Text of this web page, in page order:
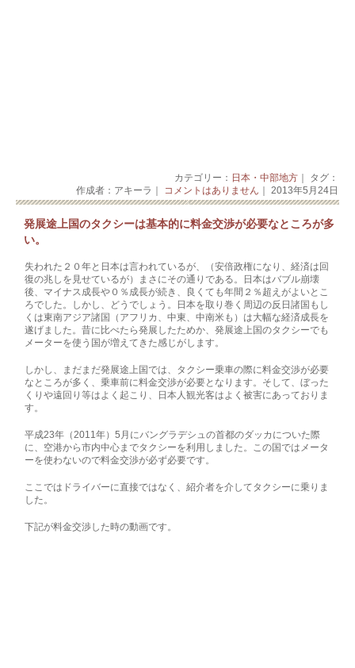
カテゴリー： 日本・中部地方｜ タグ：
作成者：アキーラ｜
コメントはありません ｜ 2013年5月24日
発展途上国のタクシーは基本的に料金交渉が必要なところが多
い。
失われた２０年と日本は言われているが、（安倍政権になり、経済は回
復の兆しを見せているが）まさにその通りである。日本はバブル崩壊
後、マイナス成長や０％成長が続き、良くても年間２％超えがよいとこ
ろでした。しかし、どうでしょう。日本を取り巻く周辺の反日諸国もし
くは東南アジア諸国（アフリカ、中東、中南米も）は大幅な経済成長を
遂げました。昔に比べたら発展したためか、発展途上国のタクシーでも
メーターを使う国が増えてきた感じがします。
しかし、まだまだ発展途上国では、タクシー乗車の際に料金交渉が必要
なところが多く、乗車前に料金交渉が必要となります。そして、ぼった
くりや遠回り等はよく起こり、日本人観光客はよく被害にあっておりま
す。
平成23年（2011年）5月にバングラデシュの首都のダッカについた際
に、空港から市内中心までタクシーを利用しました。この国ではメータ
ーを使わないので料金交渉が必ず必要です。
ここではドライバーに直接ではなく、紹介者を介してタクシーに乗りま
した。
下記が料金交渉した時の動画です。